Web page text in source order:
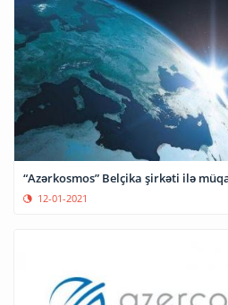
“Azərkosmos” Belçika şirkəti ilə
12-01-2021